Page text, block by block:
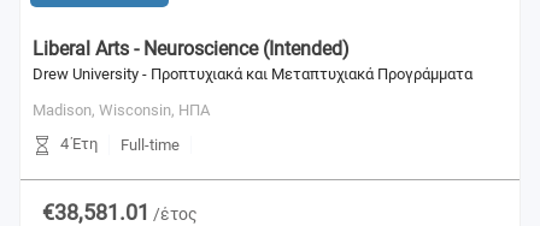
Liberal Arts - Neuroscience (Intended)
Drew University - Προπτυχιακά και Μεταπτυχιακά Προγράμματα
Madison, Wisconsin, ΗΠΑ
4 Έτη
Full-time
€38,581.01 /έτος